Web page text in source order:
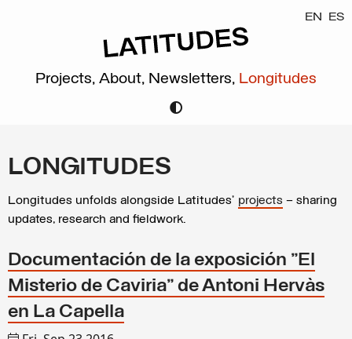
EN ES
Projects, About, Newsletters, Longitudes
LONGITUDES
Longitudes unfolds alongside Latitudes’ projects – sharing
updates, research and fieldwork.
Documentación de la exposición "El
Misterio de Caviria" de Antoni Hervàs
en La Capella